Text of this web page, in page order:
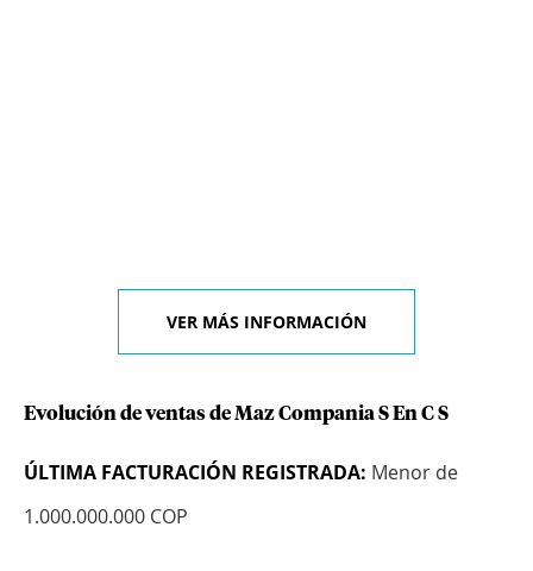
VER MÁS INFORMACIÓN
Evolución de ventas de Maz Compania S En C S
ÚLTIMA FACTURACIÓN REGISTRADA: Menor de
1.000.000.000 COP